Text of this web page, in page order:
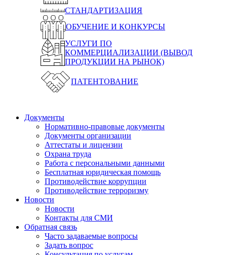
СТАНДАРТИЗАЦИЯ
ОБУЧЕНИЕ И КОНКУРСЫ
УСЛУГИ ПО
КОММЕРЦИАЛИЗАЦИИ (ВЫВОД
ПРОДУКЦИИ НА РЫНОК)
ПАТЕНТОВАНИЕ
Документы
Нормативно-правовые документы
Документы организации
Аттестаты и лицензии
Охрана труда
Работа с персональными данными
Бесплатная юридическая помощь
Противодействие коррупции
Противодействие терроризму
Новости
Новости
Контакты для СМИ
Обратная связь
Часто задаваемые вопросы
Задать вопрос